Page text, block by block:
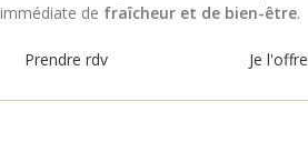
immédiate de fraîcheur et de bien-être.
Prendre rdv Je l'offre